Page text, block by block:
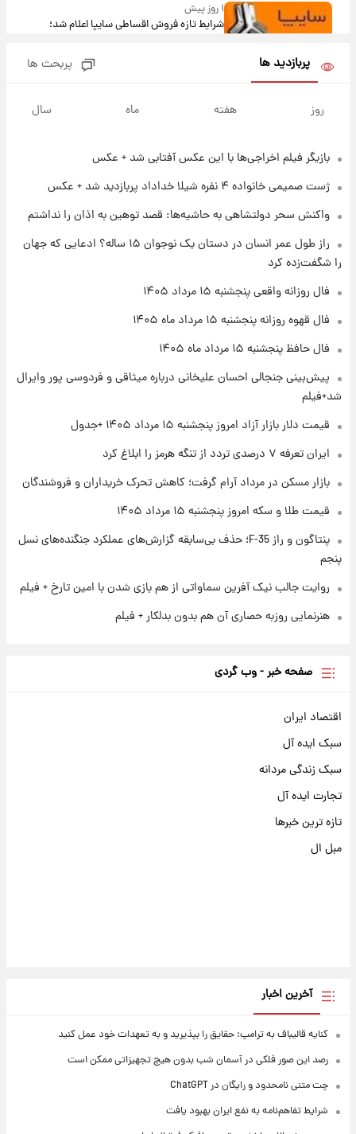
۱ روز پیش
شرایط تازه فروش اقساطی سایپا اعلام شد؛
قیمت سکه و طلا فردا
۱۹ ساعت پیش
فال قهوه روزانه پنجشنبه ۱۵ مرداد ماه ۱۴۰۵
فال روزانه واقعی پنجشنبه ۱۵ مرداد ۱۴۰۵
۱ روز پیش
۱ روز پیش
نام خودرو، مبلغ پیش پرداخت و زمان تحویل |
سود مشارکت چند درصد است؟
پربازدید ها پربحث ها
روز هفته ماه سال
بازیگر فیلم اخراجی‌ها با این عکس آفتابی شد + عکس
ژست صمیمی خانواده ۴ نفره شیلا خداداد پربازدید شد + عکس
واکنش سحر دولتشاهی به حاشیه‌ها: قصد توهین به اذان را نداشتم
راز طول عمر انسان در دستان یک نوجوان ۱۵ ساله؟ ادعایی که جهان
را شگفت‌زده کرد
فال روزانه واقعی پنجشنبه ۱۵ مرداد ۱۴۰۵
فال قهوه روزانه پنجشنبه ۱۵ مرداد ماه ۱۴۰۵
فال حافظ پنجشنبه ۱۵ مرداد ماه ۱۴۰۵
پیش‌بینی جنجالی احسان علیخانی درباره میثاقی و فردوسی پور وایرال
شد+فیلم
قیمت دلار بازار آزاد امروز پنجشنبه ۱۵ مرداد ۱۴۰۵ +جدول
ایران تعرفه ۷ درصدی تردد از تنگه هرمز را ابلاغ کرد
بازار مسکن در مرداد آرام گرفت؛ کاهش تحرک خریداران و فروشندگان
قیمت طلا و سکه امروز پنجشنبه ۱۵ مرداد ۱۴۰۵
پنتاگون و راز F-35؛ حذف بی‌سابقه گزارش‌های عملکرد جنگنده‌های نسل
پنجم
روایت جالب نیک آفرین سماواتی از هم بازی شدن با امین تارخ + فیلم
هنرنمایی روزبه حصاری آن هم بدون بدلکار + فیلم
صفحه خبر - وب گردی
اقتصاد ایران
سبک ایده آل
سبک زندگی مردانه
تجارت ایده آل
تازه ترین خبرها
مبل ال
آخرین اخبار
کنایه قالیباف به ترامپ: حقایق را بپذیرید و به تعهدات خود عمل کنید
رصد این صور فلکی در آسمان شب بدون هیچ تجهیزاتی ممکن است
چت متنی نامحدود و رایگان در ChatGPT
شرایط تفاهم‌نامه به نفع ایران بهبود یافت